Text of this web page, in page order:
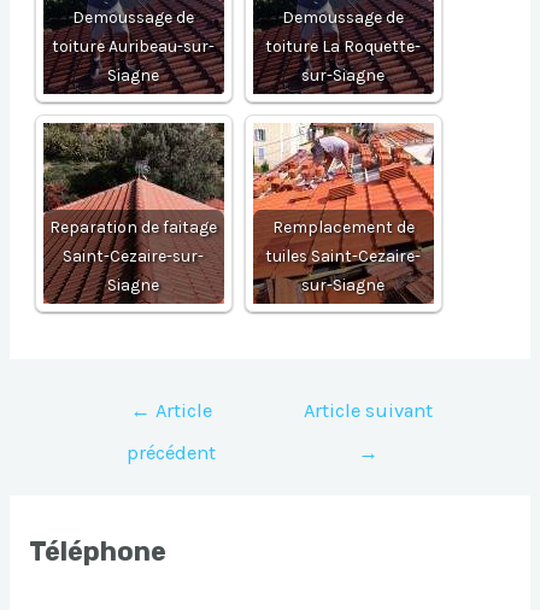
Demoussage de
toiture Auribeau-sur-
Siagne
Demoussage de
toiture La Roquette-
sur-Siagne
Reparation de faitage
Saint-Cezaire-sur-
Siagne
Remplacement de
tuiles Saint-Cezaire-
sur-Siagne
Navigation
l’article
← Article
précédent
Article suivant
→
Téléphone